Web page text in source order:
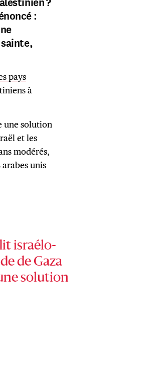
:
pays
à
une solution
et les
modérés,
arabes unis
israélo-
de Gaza
solution